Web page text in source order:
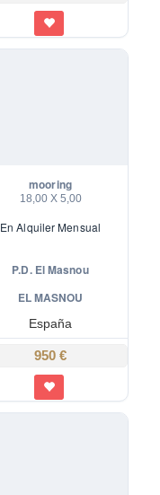
mooring
18,00 X 5,00
En Alquiler Mensual
P.D. El Masnou
EL MASNOU
España
950 €